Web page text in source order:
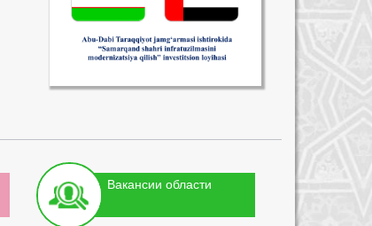
Вакансии области